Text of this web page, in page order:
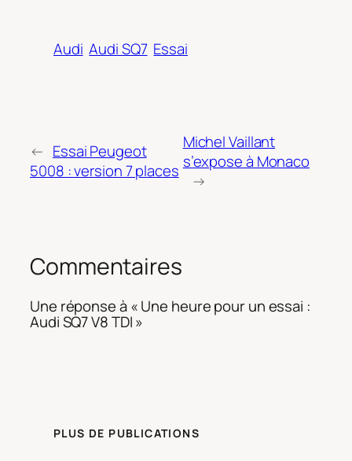
Audi Audi SQ7 Essai
← Essai Peugeot
5008 : version 7 places
Michel Vaillant
s’expose à Monaco
→
Commentaires
Une réponse à « Une heure pour un essai :
Audi SQ7 V8 TDI »
PLUS DE PUBLICATIONS